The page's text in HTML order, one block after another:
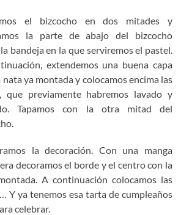
el bizcocho en dos mitades y
la parte de abajo del bizcocho
bandeja en la que serviremos el pastel.
extendemos una buena capa
nata ya montada y colocamos encima las
que previamente habremos lavado y
Tapamos con la otra mitad del
la decoración. Con una manga
decoramos el borde y el centro con la
A continuación colocamos las
Y ya tenemos esa tarta de cumpleaños
celebrar.